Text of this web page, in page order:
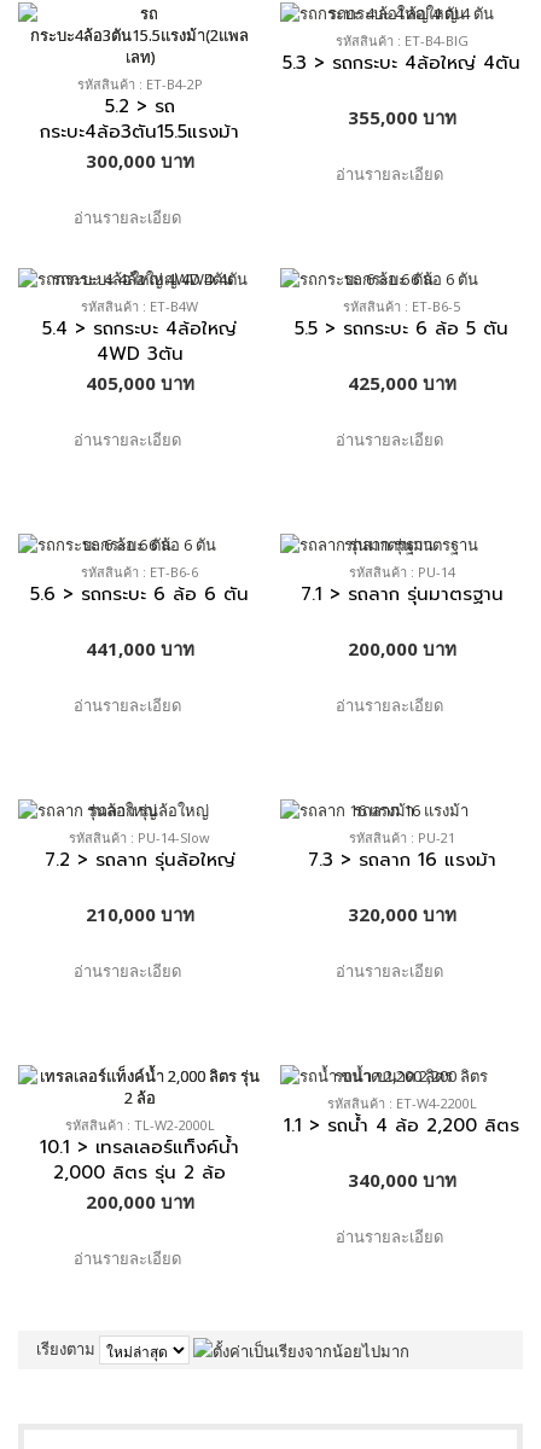
รหัสสินค้า : ET-B4-2P
5.2 > รถ
กระบะ4ล้อ3ตัน15.5แรงม้า
(2แพลเลท)
300,000 บาท
อ่านรายละเอียด
รหัสสินค้า : ET-B4-BIG
5.3 > รถกระบะ 4ล้อใหญ่ 4ตัน
355,000 บาท
อ่านรายละเอียด
รหัสสินค้า : ET-B4W
5.4 > รถกระบะ 4ล้อใหญ่
4WD 3ตัน
405,000 บาท
อ่านรายละเอียด
รหัสสินค้า : ET-B6-5
5.5 > รถกระบะ 6 ล้อ 5 ตัน
425,000 บาท
อ่านรายละเอียด
รหัสสินค้า : ET-B6-6
5.6 > รถกระบะ 6 ล้อ 6 ตัน
441,000 บาท
อ่านรายละเอียด
รหัสสินค้า : PU-14
7.1 > รถลาก รุ่นมาตรฐาน
200,000 บาท
อ่านรายละเอียด
รหัสสินค้า : PU-14-Slow
7.2 > รถลาก รุ่นล้อใหญ่
210,000 บาท
อ่านรายละเอียด
รหัสสินค้า : PU-21
7.3 > รถลาก 16 แรงม้า
320,000 บาท
อ่านรายละเอียด
รหัสสินค้า : TL-W2-2000L
10.1 > เทรลเลอร์แท็งค์น้ำ
2,000 ลิตร รุ่น 2 ล้อ
200,000 บาท
อ่านรายละเอียด
รหัสสินค้า : ET-W4-2200L
1.1 > รถน้ำ 4 ล้อ 2,200 ลิตร
340,000 บาท
อ่านรายละเอียด
เรียงตาม